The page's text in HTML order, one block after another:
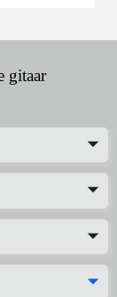
gitaar